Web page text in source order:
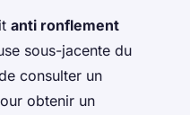
anti ronflement
sous-jacente du
consulter un
obtenir un